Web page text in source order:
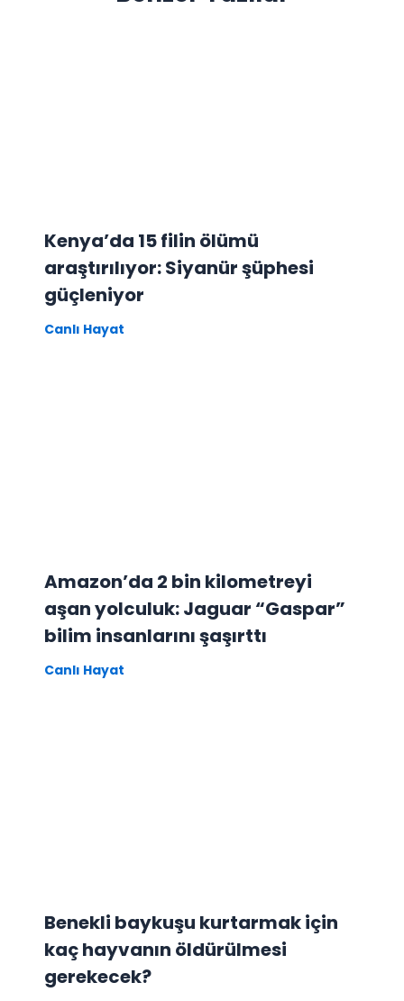
Kenya’da 15 filin ölümü
araştırılıyor: Siyanür şüphesi
güçleniyor
Canlı Hayat
Amazon’da 2 bin kilometreyi
aşan yolculuk: Jaguar “Gaspar”
bilim insanlarını şaşırttı
Canlı Hayat
Benekli baykuşu kurtarmak için
kaç hayvanın öldürülmesi
gerekecek?